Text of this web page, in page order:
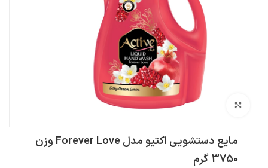
بزرگنمایی تصویر
مایع دستشویی اکتیو مدل Forever Love وزن
3750 گرم